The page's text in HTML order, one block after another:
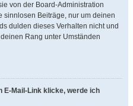
von der Board-Administration
sinnlosen Beiträge, nur um deinen
dulden dieses Verhalten nicht und
Rang unter Umständen
E-Mail-Link klicke, werde ich